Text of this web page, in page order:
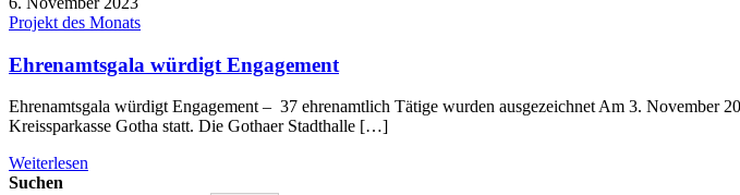
Projekt des Monats
Ehrenamtsgala würdigt Engagement
Ehrenamtsgala würdigt Engagement – 37 ehrenamtlich Tätige wurden ausgezeichnet Am 3. November
Kreissparkasse Gotha statt. Die Gothaer Stadthalle […]
Weiterlesen
Suchen